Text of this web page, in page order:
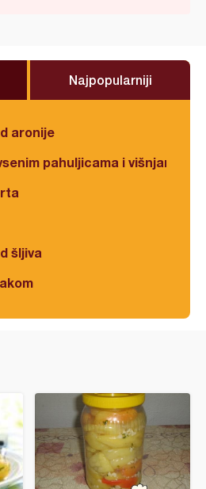
Najpopularniji
aronije
pahuljicama i višnjama
šljiva